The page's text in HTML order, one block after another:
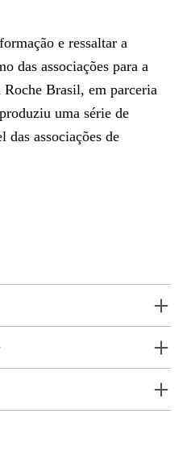
e ressaltar a
das associações para a
Roche Brasil, em parceria
uma série de
das associações de